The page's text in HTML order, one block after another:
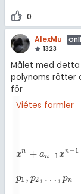
0
AlexMu
1323
Målet med
polynoms rötter
för
Viétes formler
xn + an−1xn−1
xn+an-1xn-1+an-
p1 , p2 , …, pn
p1 p2,… p n